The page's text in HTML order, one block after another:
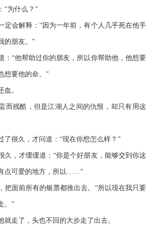
为什么？”
会解释：“因为一年前，有个人几乎死在他手
的朋友。”
“他帮助过你的朋友，所以你帮助他，他想要
想要他的命。”
。
残酷，但是江湖人之间的仇恨，却只有用这
很久，才问道：“现在你想怎么样？”
，才缓缓道：“你是个好朋友，能够交到你这
点可爱的地方，所以……”
面前所有的银票都推出去。“所以现在我只要
。”
走了，头也不回的大步走了出去。